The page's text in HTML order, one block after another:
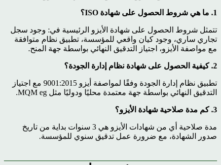
1. ما هي شروط الحصول على شهادة ISO؟
تتمثل شروط الحصول على شهادة الأيزو الرئيسية في: وجود سجل
تجاري ساري، وجود كيان واقعي للمؤسسة، تطبيق نظام متوافقة
مع مواصفة الأيزو، اجتياز التدقيق النهائي بواسطة جهة المنح.
2. كيفية الحصول على شهادة نظام إدارة الجودة؟
تطبيق نظام إدارة الجودة وفقًا لمواصفة أيزو 9001:2015 مع اجتياز
التدقيق النهائي بواسطة جهة معتمدة محليًا ودوليًا مثل MQM eg.
3. كم مدة صلاحية شهادة الأيزو؟
مدة صلاحية أي من شهادات الأيزو هي 3 سنوات بداية من تاريخ
صدور الشهادة، مع ضرورة عمل تدقيق سنوي للمؤسسة.